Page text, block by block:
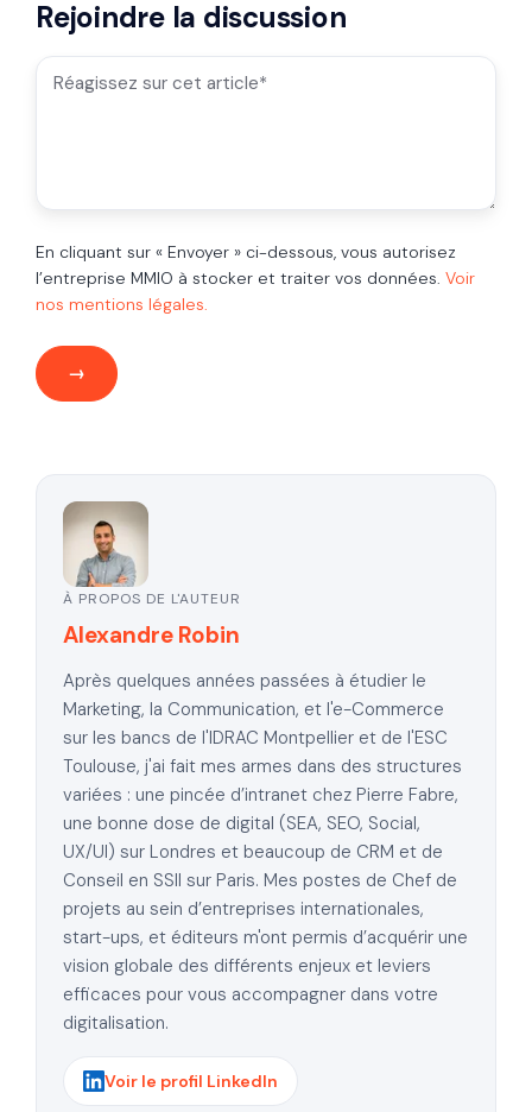
Rejoindre la discussion
En cliquant sur « Envoyer » ci-dessous, vous autorisez
l’entreprise MMIO à stocker et traiter vos données. Voir
nos mentions légales.
À PROPOS DE L'AUTEUR
Alexandre Robin
Après quelques années passées à étudier le
Marketing, la Communication, et l'e-Commerce
sur les bancs de l'IDRAC Montpellier et de l'ESC
Toulouse, j'ai fait mes armes dans des structures
variées : une pincée d’intranet chez Pierre Fabre,
une bonne dose de digital (SEA, SEO, Social,
UX/UI) sur Londres et beaucoup de CRM et de
Conseil en SSII sur Paris. Mes postes de Chef de
projets au sein d’entreprises internationales,
start-ups, et éditeurs m'ont permis d’acquérir une
vision globale des différents enjeux et leviers
efficaces pour vous accompagner dans votre
digitalisation.
Voir le profil LinkedIn